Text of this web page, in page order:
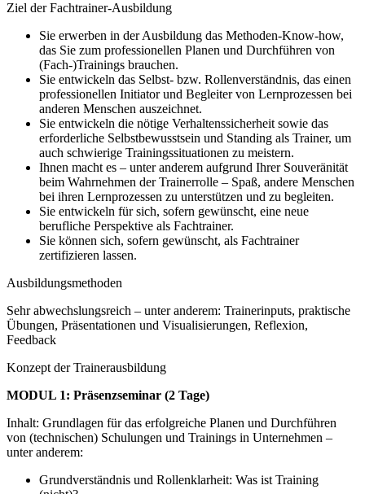
Ziel der Fachtrainer-Ausbildung
Sie erwerben in der Ausbildung das Methoden-Know-how,
das Sie zum professionellen Planen und Durchführen von
(Fach-)Trainings brauchen.
Sie entwickeln das Selbst- bzw. Rollenverständnis, das einen
professionellen Initiator und Begleiter von Lernprozessen bei
anderen Menschen auszeichnet.
Sie entwickeln die nötige Verhaltenssicherheit sowie das
erforderliche Selbstbewusstsein und Standing als Trainer, um
auch schwierige Trainingssituationen zu meistern.
Ihnen macht es – unter anderem aufgrund Ihrer Souveränität
beim Wahrnehmen der Trainerrolle – Spaß, andere Menschen
bei ihren Lernprozessen zu unterstützen und zu begleiten.
Sie entwickeln für sich, sofern gewünscht, eine neue
berufliche Perspektive als Fachtrainer.
Sie können sich, sofern gewünscht, als Fachtrainer
zertifizieren lassen.
Ausbildungsmethoden
Sehr abwechslungsreich – unter anderem: Trainerinputs, praktische
Übungen, Präsentationen und Visualisierungen, Reflexion,
Feedback
Konzept der Trainerausbildung
MODUL 1: Präsenzseminar (2 Tage)
Inhalt: Grundlagen für das erfolgreiche Planen und Durchführen
von (technischen) Schulungen und Trainings in Unternehmen –
unter anderem:
Grundverständnis und Rollenklarheit: Was ist Training